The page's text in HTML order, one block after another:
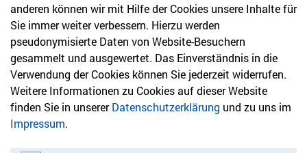
Newsletter
Bleiben Sie mit unserem Newsletter auf dem aktuellsten
Stand mit Themen, die Sie interessieren.
Jetzt anmelden
anderen können wir mit Hilfe der Cookies unsere Inhalte für
Sie immer weiter verbessern. Hierzu werden
pseudonymisierte Daten von Website-Besuchern
gesammelt und ausgewertet. Das Einverständnis in die
Verwendung der Cookies können Sie jederzeit widerrufen.
Weitere Informationen zu Cookies auf dieser Website
finden Sie in unsererDatenschutzerklärung und zu uns im
Impressum.